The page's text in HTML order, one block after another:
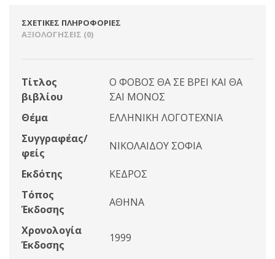
ΣΧΕΤΙΚΈΣ ΠΛΗΡΟΦΟΡΊΕΣ
ΑΞΙΟΛΟΓΉΣΕΙΣ (0)
Τίτλος
βιβλίου
Ο ΦΟΒΟΣ ΘΑ ΣΕ ΒΡΕΙ ΚΑΙ ΘΑ
ΣΑΙ ΜΟΝΟΣ
Θέμα
ΕΛΛΗΝΙΚΗ ΛΟΓΟΤΕΧΝΙΑ
Συγγραφέας/
φείς
ΝΙΚΟΛΑΙΔΟΥ ΣΟΦΙΑ
Εκδότης
ΚΕΔΡΟΣ
Τόπος
Έκδοσης
ΑΘΗΝΑ
Χρονολογία
Έκδοσης
1999